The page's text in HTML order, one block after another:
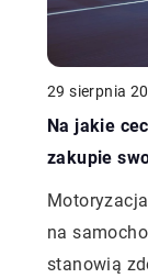
29 sierpnia
Na jakie
zakupie
na
stanowią